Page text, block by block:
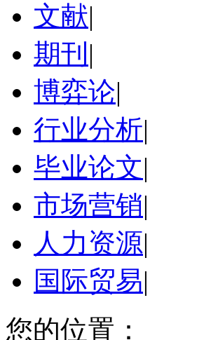
文献|
期刊 |
博弈论|
行业分析|
毕业论文|
市场营销|
人力资源|
国际贸易|
您的位置：